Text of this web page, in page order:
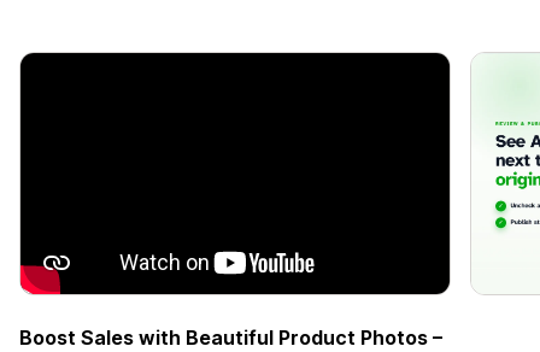
Boost Sales with Beautiful Product Photos –